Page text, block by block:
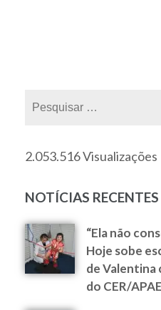
2.053.516 Visualizações
NOTÍCIAS RECENTES
“Ela não
Hoje sobe
de Valentina
do CER/APAE